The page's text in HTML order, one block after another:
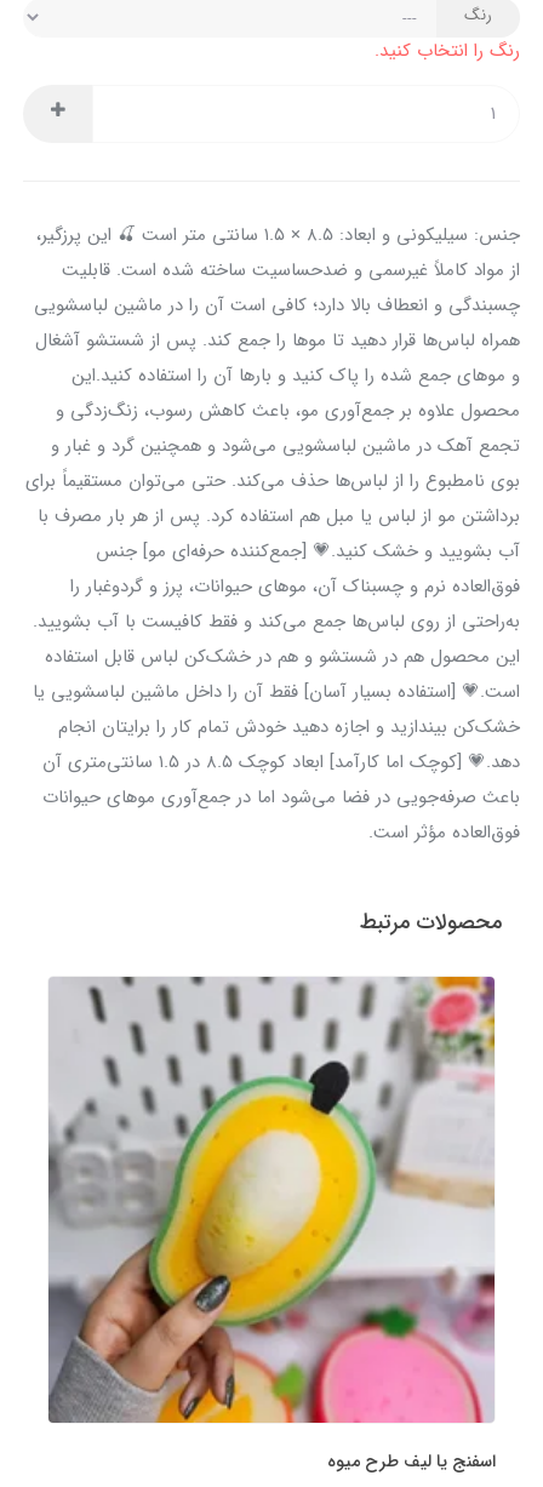
رنگ
رنگ را انتخاب کنید.
جنس: سیلیکونی و ابعاد: ۸.۵ × ۱.۵ سانتی متر است 🍒 این پرزگیر،
از مواد کاملاً غیرسمی و ضدحساسیت ساخته شده است. قابلیت
چسبندگی و انعطاف بالا دارد؛ کافی است آن را در ماشین لباسشویی
همراه لباس‌ها قرار دهید تا موها را جمع کند. پس از شستشو آشغال
و موهای جمع شده را پاک کنید و بارها آن را استفاده کنید.این
محصول علاوه بر جمع‌آوری مو، باعث کاهش رسوب، زنگ‌زدگی و
تجمع آهک در ماشین لباسشویی می‌شود و همچنین گرد و غبار و
بوی نامطبوع را از لباس‌ها حذف می‌کند. حتی می‌توان مستقیماً برای
برداشتن مو از لباس یا مبل هم استفاده کرد. پس از هر بار مصرف با
آب بشویید و خشک کنید.💗 [جمع‌کننده حرفه‌ای مو] جنس
فوق‌العاده نرم و چسبناک آن، موهای حیوانات، پرز و گردوغبار را
به‌راحتی از روی لباس‌ها جمع می‌کند و فقط کافیست با آب بشویید.
این محصول هم در شستشو و هم در خشک‌کن لباس قابل استفاده
است.💗 [استفاده بسیار آسان] فقط آن را داخل ماشین لباسشویی یا
خشک‌کن بیندازید و اجازه دهید خودش تمام کار را برایتان انجام
دهد.💗 [کوچک اما کارآمد] ابعاد کوچک ۸.۵ در ۱.۵ سانتی‌متری آن
باعث صرفه‌جویی در فضا می‌شود اما در جمع‌آوری موهای حیوانات
فوق‌العاده مؤثر است.
محصولات مرتبط
اسفنج یا لیف طرح میوه